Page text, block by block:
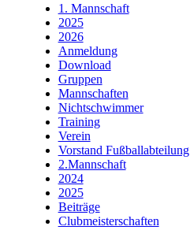
1. Mannschaft
2025
2026
Anmeldung
Download
Gruppen
Mannschaften
Nichtschwimmer
Training
Verein
Vorstand Fußballabteilung
2.Mannschaft
2024
2025
Beiträge
Clubmeisterschaften